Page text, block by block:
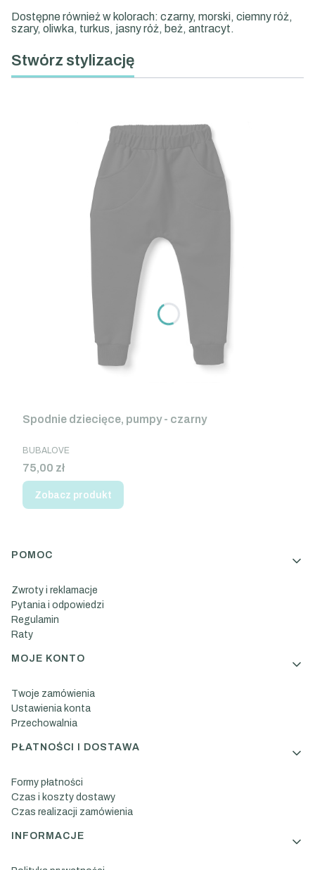
Dostępne również w kolorach: czarny, morski, ciemny róż,
szary, oliwka, turkus, jasny róż, beż, antracyt.
Stwórz stylizację
Spodnie dziecięce, pumpy - czarny
PRODUCENT
BUBALOVE
Cena
75,00 zł
Zobacz produkt
Linki w stopce
POMOC
Zwroty i reklamacje
Pytania i odpowiedzi
Regulamin
Raty
MOJE KONTO
Twoje zamówienia
Ustawienia konta
Przechowalnia
PŁATNOŚCI I DOSTAWA
Formy płatności
Czas i koszty dostawy
Czas realizacji zamówienia
INFORMACJE